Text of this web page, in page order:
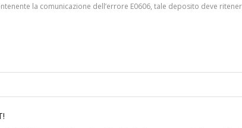
la comunicazione dell’errore E0606, tale deposito deve